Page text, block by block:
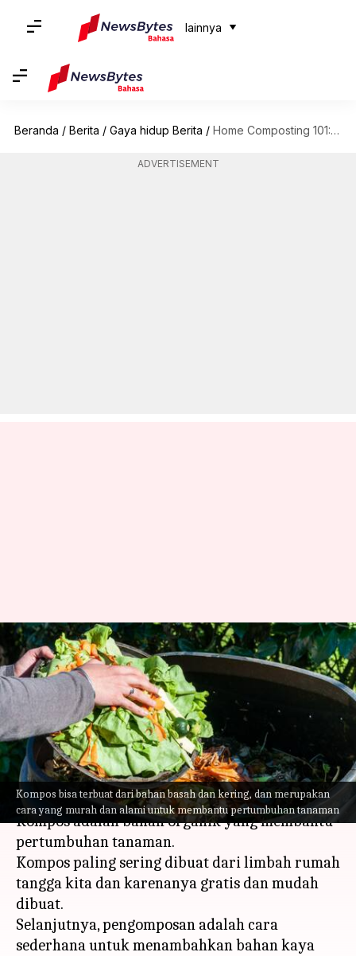
lainnya
Beranda / Berita / Gaya hidup Berita / Home Composting 101: Panduan langkah demi langkah untuk mulai membuat kompos di rumah
ADVERTISEMENT
Kompos bisa terbuat dari bahan basah dan kering, dan merupakan
cara yang murah dan alami untuk membantu pertumbuhan tanaman
Home Composting 101:
Panduan langkah demi langkah
untuk mulai membuat kompos
di rumah
menulis Handoko Mar 31, 2023 11:57 am
Apa ceritanya
Kompos adalah bahan organik yang membantu
pertumbuhan tanaman.
Kompos paling sering dibuat dari limbah rumah
tangga kita dan karenanya gratis dan mudah
dibuat.
Selanjutnya, pengomposan adalah cara
sederhana untuk menambahkan bahan kaya